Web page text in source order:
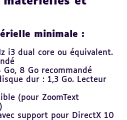
minimale :
i3 dual core ou équivalent.
8 Go recommandé
dur : 1,3 Go. Lecteur
(pour ZoomText
support pour DirectX 10